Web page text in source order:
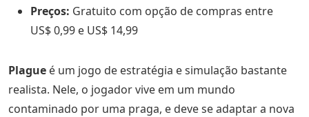
Preços: Gratuito com opção de compras entre
US$ 0,99 e US$ 14,99
Plague é um jogo de estratégia e simulação bastante
realista. Nele, o jogador vive em um mundo
contaminado por uma praga, e deve se adaptar a nova